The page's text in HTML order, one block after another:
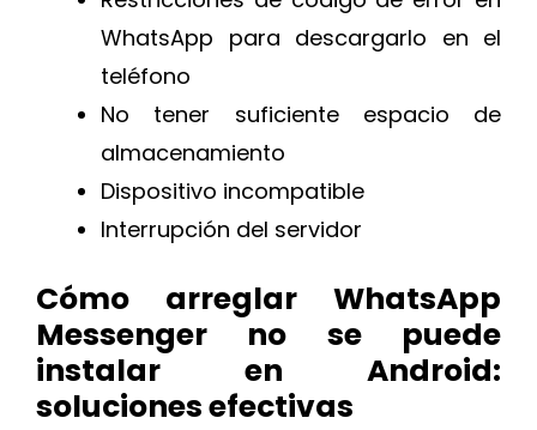
WhatsApp para descargarlo en el
teléfono
No tener suficiente espacio de
almacenamiento
Dispositivo incompatible
Interrupción del servidor
Cómo arreglar WhatsApp
Messenger no se puede
instalar en Android:
soluciones efectivas